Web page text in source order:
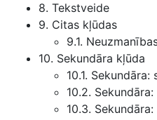
8. Tekstveide
9. Citas kļūdas
9.1.
10. Sekundāra kļūda
10.1. Sekundāra:
10.2.
10.3.